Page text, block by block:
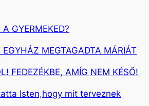
GYERMEKED?
MEGTAGADTA MÁRIÁT
FEDEZÉKBE, AMÍG NEM KÉSŐ!
Isten,hogy mit terveznek